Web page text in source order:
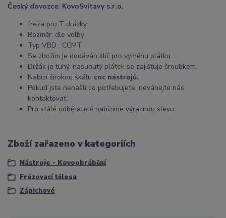
Český dovozce: KovoSvitavy s.r.o.
fréza pro T drážky
Rozměr: dle volby
Typ VBD : CCMT
Se zbožím je dodáván klíč pro výměnu plátku.
Držák je tuhý, nasunutý plátek se zajišťuje šroubkem.
Nabízí širokou škálu cnc nástrojů.
Pokud jste nenašli co potřebujete, neváhejte nás
kontaktovat,
Pro stálé odběratelé nabízíme výraznou slevu
Zboží zařazeno v kategoriích
Nástroje - Kovoobrábění
Frézovací tělesa
Zápichové